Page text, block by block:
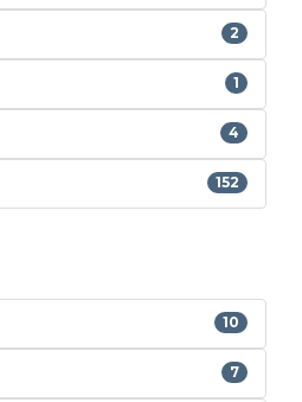
2
1
4
152
10
7